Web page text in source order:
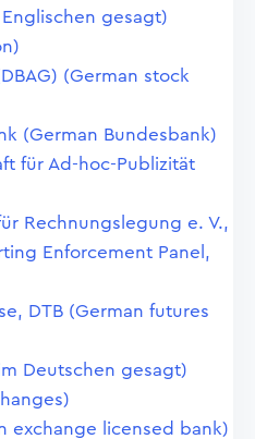
gesagt)
(German stock
(German Bundesbank)
für Ad-hoc-Publizität
Rechnungslegung e. V.,
Enforcement Panel,
DTB (German futures
Deutschen gesagt)
exchange licensed bank)